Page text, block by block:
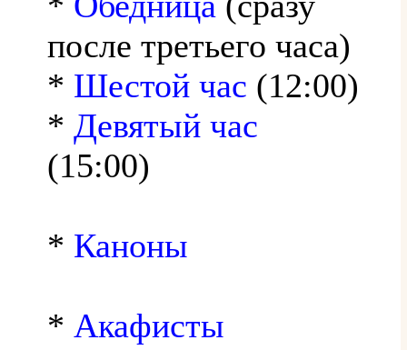
после третьего часа)
* Шестой час (12:00)
* Девятый час
(15:00)
* Каноны
* Акафисты